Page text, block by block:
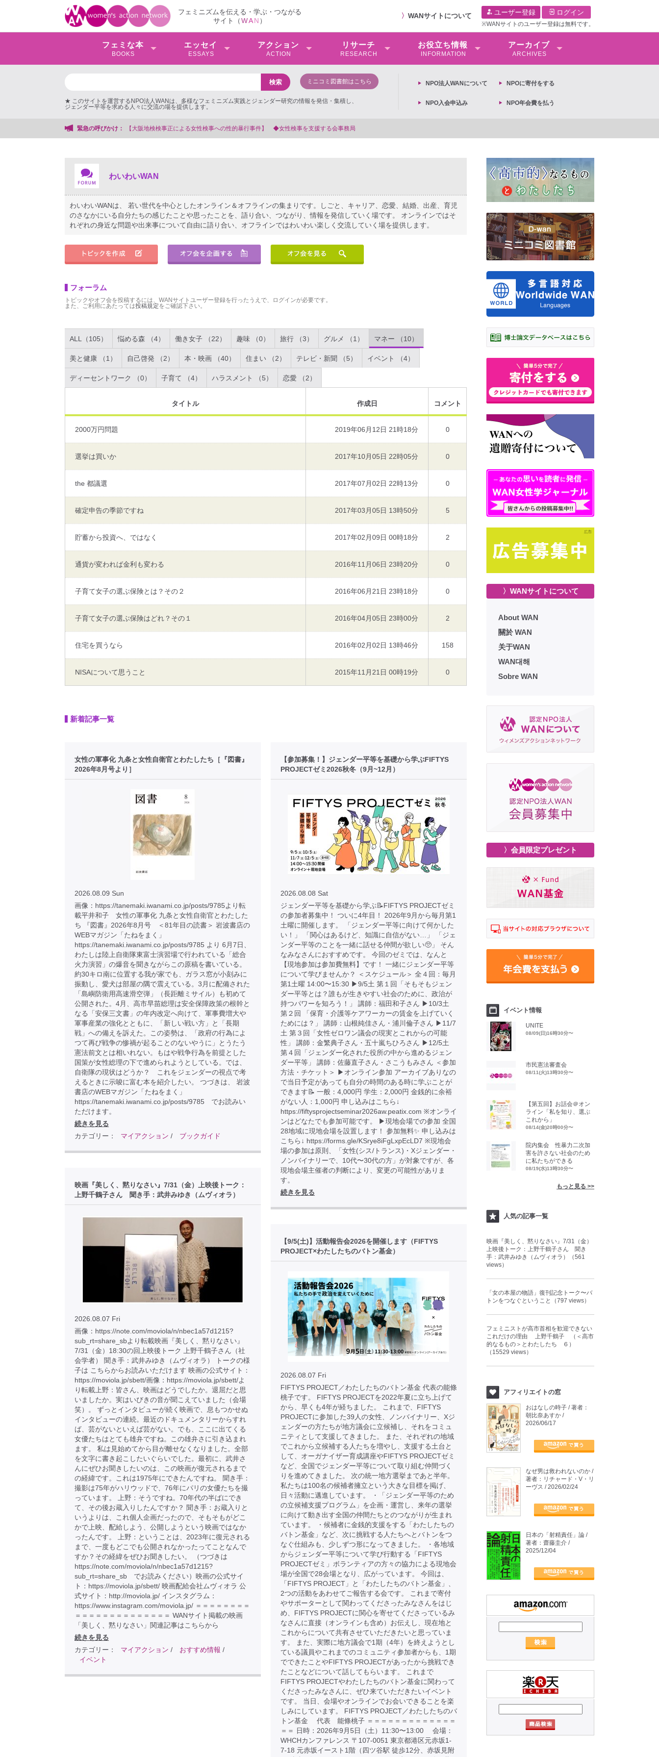
フェミニズムを伝える・学ぶ・つながる
サイト（WAN ）
〉 WANサイトについて ユーザー登録 ログイン
※WANサイトのユーザー登録は無料です。
フェミな本
BOOKS
エッセイ
ESSAYS
アクション
ACTION
リサーチ
RESEARCH
お役⽴ち情報
INFORMATION
アーカイブ
ARCHIVES
ミニコミ図書館はこちら
★ このサイトを運営するNPO法人WANは、多様なフェミニズム実践とジェンダー研究の情報を発信・集積し、
ジェンダー平等を求める人々に交流の場を提供します。
NPO法⼈WANについて NPOに寄付をする
NPO入会申込み NPO年会費を払う
緊急の呼びかけ： 【抗議文】2026年3月13日第6次男女共同参画基本計画の閣議決定への抗議文 ◆女性差別撤廃条約実現アクション 亀永能布子
わいわいWAN
わいわいWANは、 若い世代を中心としたオンライン＆オフラインの集まりです。しごと、キャリア、恋愛、結婚、出産、育児
のさなかにいる自分たちの感じたことや思ったことを、語り合い、つながり、情報を発信していく場です。 オンラインではそ
れぞれの身近な問題や出来事について自由に語り合い、オフラインではわいわい楽しく交流していく場を提供します。
フォーラム
トピックやオフ会を投稿するには、WANサイトユーザー登録を行ったうえで、ログインが必要です。
また、ご利用にあたっては投稿規定をご確認下さい。
ALL（105） 悩める森 （4） 働き女子 （22） 趣味 （0） 旅行 （3） グルメ （1） マネー （10）
美と健康 （1） 自己啓発 （2） 本・映画 （40） 住まい （2） テレビ・新聞 （5） イベント （4）
ディーセントワーク （0） 子育て （4） ハラスメント （5） 恋愛 （2）
タイトル 作成日 コメント
2000万円問題 2019年06月12日 21時18分 0
選挙は買いか 2017年10月05日 22時05分 0
the 都議選 2017年07月02日 22時13分 0
確定申告の季節ですね 2017年03月05日 13時50分 5
貯蓄から投資へ、ではなく 2017年02月09日 00時18分 2
通貨が変われば金利も変わる 2016年11月06日 23時20分 0
子育て女子の選ぶ保険とは？その２ 2016年06月21日 23時18分 0
子育て女子の選ぶ保険はどれ？その１ 2016年04月05日 23時00分 2
住宅を買うなら 2016年02月02日 13時46分 158
NISAについて思うこと 2015年11月21日 00時19分 0
新着記事一覧
女性の軍事化 九条と女性自衛官とわたしたち［『図書』
2026年8月号より］
2026.08.09 Sun
画像：https://tanemaki.iwanami.co.jp/posts/9785より転
載平井和子 女性の軍事化 九条と女性自衛官とわたした
ち 『図書』2026年8月号 ＜81年目の読書＞ 岩波書店の
WEBマガジン「たねをまく」
https://tanemaki.iwanami.co.jp/posts/9785 より 6月7日、
わたしは陸上自衛隊東富士演習場で行われている「総合
火力演習」の爆音を聞きながらこの原稿を書いている。
約30キロ南に位置する我が家でも、ガラス窓が小刻みに
振動し、愛犬は部屋の隅で震えている。3月に配備された
「島嶼防衛用高速滑空弾」（長距離ミサイル）も初めて
公開された。4月、高市早苗総理は安全保障政策の根幹と
なる「安保三文書」の年内改定へ向けて、軍事費増大や
軍事産業の強化とともに、「新しい戦い方」と「長期
戦」への備えを訴えた。この姿勢は、「政府の行為によ
つて再び戦争の惨禍が起ることのないやうに」とうたう
憲法前文とは相いれない。もはや戦争行為を前提とした
国策が女性総理の下で進められようとしている。では、
自衛隊の現状はどうか？ これをジェンダーの視点で考
えるときに示唆に富む本を紹介したい。 つづきは、 岩波
書店のWEBマガジン「たねをまく」
https://tanemaki.iwanami.co.jp/posts/9785 でお読みい
ただけます。
続きを見る
カテゴリー：
マイアクション / ブックガイド
【参加募集！】ジェンダー平等を基礎から学ぶFIFTYS
PROJECTゼミ2026秋冬（9月~12月）
2026.08.08 Sat
ジェンダー平等を基礎から学ぶ📝FIFTYS PROJECTゼミ
の参加者募集中！ ついに4年目！ 2026年9月から毎月第1
土曜に開催します。 「ジェンダー平等に向けて何かした
い！」 「関心はあるけど、知識に自信がない…」 「ジェ
ンダー平等のことを一緒に話せる仲間が欲しい🥺」 そん
なみなさんにおすすめです。 今回のゼミでは、なんと
【現地参加は参加費無料】です！ 一緒にジェンダー平等
について学びませんか？ ＜スケジュール＞ 全４回：毎月
第1土曜 14:00〜15:30 ▶︎9/5土 第１回「そもそもジェン
ダー平等とは？誰もが生きやすい社会のために、政治が
持つパワーを知ろう！」 講師：福田和子さん ▶︎10/3土
第２回 「保育・介護等ケアワーカーの賃金を上げていく
ためには？」 講師：山根純佳さん・浦川倫子さん ▶︎11/7
土 第３回「女性ゼロワン議会の現実とこれからの可能
性」 講師：金繁典子さん・五十嵐ちひろさん ▶︎12/5土
第４回「ジェンダー化された役所の中から進めるジェン
ダー平等」 講師：佐藤直子さん・さこうもみさん ＜参加
方法・チケット＞ ▶︎オンライン参加 アーカイブありなの
で当日予定があっても自分の時間のある時に学ぶことが
できます📝 一般：4,000円 学生：2,000円 金銭的に余裕
がない人：1,000円 申し込みはこちら↓
https://fiftysprojectseminar2026aw.peatix.com ※オンライ
ンはどなたでも参加可能です。 ▶︎現地会場での参加 全国
28地域に現地会場を設置します！ 参加無料✨ 申し込みは
こちら↓ https://forms.gle/KSrye8iFgLxpEcLD7 ※現地会
場の参加は原則、「女性(シス/トランス)・Xジェンダー・
ノンバイナリーで、10代〜30代の方」が対象ですが、各
現地会場主催者の判断により、変更の可能性がありま
す。
続きを見る
映画『美しく、黙りなさい』7/31（金）上映後トーク：
上野千鶴子さん 聞き手：武井みゆき（ムヴィオラ）
2026.08.07 Fri
画像：https://note.com/moviola/n/nbec1a57d1215?
sub_rt=share_sbより転載映画『美しく、黙りなさい』
7/31（金）18:30の回上映後トーク 上野千鶴子さん（社
会学者） 聞き手：武井みゆき（ムヴィオラ） トークの様
子は こちらからお読みいただけます 映画の公式サイト：
https://moviola.jp/sbett/画像：https://moviola.jp/sbett/よ
り転載上野：皆さん、映画はどうでしたか。退屈だと思
いましたか。実はいびきの音が聞こえていました（会場
笑）。 ずっとインタビューが続く映画で、息もつかせぬ
インタビューの連続。最近のドキュメンタリーからすれ
ば、芸がないといえば芸がない。でも、ここに出てくる
女優たちはとても雄弁ですね。この雄弁さに引き込まれ
ます。 私は見始めてから目が離せなくなりました。全部
を文字に書き起こしたいぐらいでした。最初に、武井さ
んにぜひお聞きしたいのは、この映画が復元されるまで
の経緯です。これは1975年にできたんですね。 聞き手：
撮影は75年がハリウッドで、76年にパリの女優たちを撮
っています。 上野：そうですね。70年代の半ばにでき
て、その後お蔵入りしたんですか？ 聞き手：お蔵入りと
いうよりは、これ個人企画だったので、そもそもがどこ
かで上映、配給しよう、公開しようという映画ではなか
ったんです。 上野：ということは、2023年に復元される
まで、一度もどこでも公開されなかったってことなんで
すか？その経緯をぜひお聞きしたい。 （つづきは
https://note.com/moviola/n/nbec1a57d1215?
sub_rt=share_sb でお読みください）映画の公式サイ
ト：https://moviola.jp/sbett/ 映画配給会社ムヴィオラ 公
式サイト：http://moviola.jp/ インスタグラム：
https://www.instagram.com/moviola.jp/ ＝＝＝＝＝＝＝＝
＝＝＝＝＝＝＝＝＝＝＝＝＝＝ WANサイト掲載の映画
「美しく、黙りなさい」関連記事はこちらから
続きを見る
カテゴリー：
マイアクション / おすすめ情報 /
イベント
【9/5(土)】活動報告会2026を開催します（FIFTYS
PROJECT×わたしたちのバトン基金）
2026.08.07 Fri
FIFTYS PROJECT／わたしたちのバトン基金 代表の能條
桃子です。 FIFTYS PROJECTを2022年夏に立ち上げて
から、早くも4年が経ちました。 これまで、FIFTYS
PROJECTに参加した39人の女性、ノンバイナリー、Xジ
ェンダーの方たちが地方議会に立候補し、それをコミュ
ニティとして支援してきました。 また、それぞれの地域
でこれから立候補する人たちを増やし、支援する土台と
して、オーガナイザー育成講座やFIFTYS PROJECTゼミ
など、全国でジェンダー平等について取り組む仲間づく
りを進めてきました。 次の統一地方選挙まであと半年。
私たちは100名の候補者擁立という大きな目標を掲げ、
日々活動に邁進しています。 ・「ジェンダー平等のため
の立候補支援プログラム」を企画・運営し、来年の選挙
に向けて動き出す全国の仲間たちとのつながりが生まれ
ています。 ・候補者に金銭的支援をする「わたしたちの
バトン基金」など、次に挑戦する人たちへとバトンをつ
なぐ仕組みも、少しずつ形になってきました。 ・各地域
からジェンダー平等について学び行動する「FIFTYS
PROJECTゼミ」ボランティアの方々の協力による現地会
場が全国で28会場となり、広がっています。 今回は、
「FIFTYS PROJECT」と「わたしたちのバトン基金」、
2つの活動をあわせてご報告する会です。 これまで寄付
やサポーターとして関わってくださったみなさんをはじ
め、FIFTYS PROJECTに関心を寄せてくださっているみ
なさんに直接（オンラインも含め）お伝えし、現在地と
これからについて共有させていただきたいと思っていま
す。 また、実際に地方議会で1期（4年）を終えようとし
ている議員やこれまでのコミュニティ参加者からも、1期
でできたことやFIFTYS PROJECTがあったから挑戦でき
たことなどについて話してもらいます。 これまで
FIFTYS PROJECTやわたしたちのバトン基金に関わって
くださったみなさんに、ぜひ来ていただきたいイベント
です。 当日、会場やオンラインでお会いできることを楽
しみにしています。 FIFTYS PROJECT／わたしたちのバ
トン基金 代表 能條桃子 ＝＝＝＝＝＝＝＝＝＝＝＝＝
＝＝ 日時：2026年9月5日（土）11:30〜13:00 会場：
WHCHカンファレンス 〒107-0051 東京都港区元赤坂1-
7-18 元赤坂イースト1階（四ツ谷駅 徒歩12分、赤坂見附
〉WANサイトについて
About WAN
關於 WAN
关于WAN
WAN대해
Sobre WAN
〉会員限定プレゼント
イベント情報
UNITE
08/09(日)16時30分〜
市民憲法審査会
08/11(火)13時30分〜
【第五回】お話会＠オン
ライン「私を知り、選ぶ
これから」
08/14(金)20時00分〜
院内集会 性暴力二次加
害を許さない社会のため
に私たちができる
08/19(水)13時30分〜
もっと見る >>
人気の記事一覧
映画『美しく、黙りなさい』7/31（金）
上映後トーク：上野千鶴子さん 聞き
手：武井みゆき（ムヴィオラ）（561
views）
「女の本屋の物語」復刊記念トーク〜バ
トンをつなぐということ（797 views）
フェミニストが高市首相を歓迎できない
これだけの理由 上野千鶴子 （＜高市
的なるもの＞とわたしたち ６）
（15529 views）
アフィリエイトの窓
おはなしの時子 / 著者：
朝比奈あすか /
2026/06/17
なぜ男は救われないのか /
著者：リチャード・V・リ
ーヴス / 2026/02/24
日本の「射精責任」論 /
著者：齋藤圭介 /
2025/12/04